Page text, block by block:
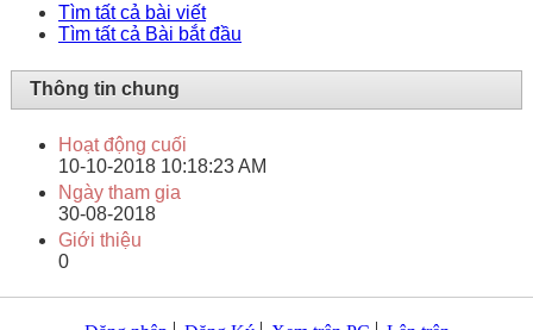
Tìm tất cả bài viết
Tìm tất cả Bài bắt đầu
Thông tin chung
Hoạt động cuối
10-10-2018 10:18:23 AM
Ngày tham gia
30-08-2018
Giới thiệu
0